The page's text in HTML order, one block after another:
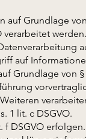
auf Grundlage
verarbeitet
auf
Grundlage von §
1 lit. c DSGVO.
f DSGVO